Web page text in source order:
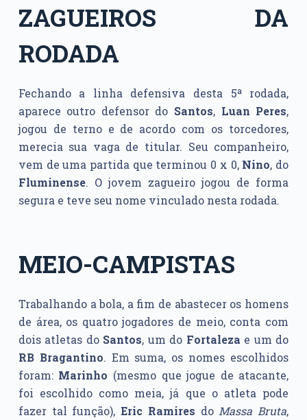
ZAGUEIROS DA
RODADA
Fechando a linha defensiva desta 5ª rodada,
aparece outro defensor do Santos, Luan Peres,
jogou de terno e de acordo com os torcedores,
merecia sua vaga de titular. Seu companheiro,
vem de uma partida que terminou 0 x 0, Nino, do
Fluminense. O jovem zagueiro jogou de forma
segura e teve seu nome vinculado nesta rodada.
MEIO-CAMPISTAS
Trabalhando a bola, a fim de abastecer os homens
de área, os quatro jogadores de meio, conta com
dois atletas do Santos, um do Fortaleza e um do
RB Bragantino. Em suma, os nomes escolhidos
foram: Marinho (mesmo que jogue de atacante,
foi escolhido como meia, já que o atleta pode
fazer tal função),Eric Ramires doMassa Bruta,